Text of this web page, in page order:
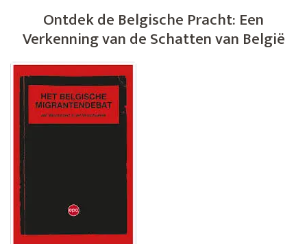
Canarische
Eilanden
Ontdek de Belgische Pracht: Een
Verkenning van de Schatten van België